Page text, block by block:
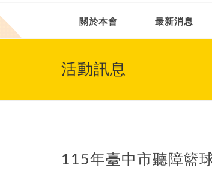
關於本會 最新消息
活動訊息
115年臺中市聽障籃